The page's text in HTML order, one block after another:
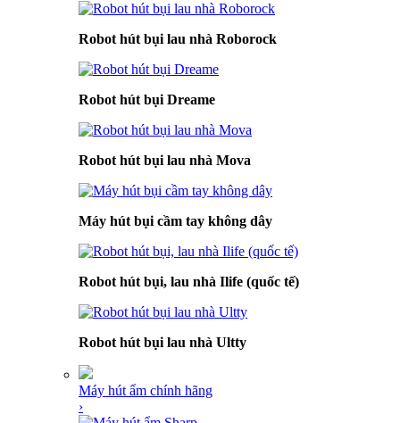
Robot hút bụi lau nhà Roborock
Robot hút bụi Dreame
Robot hút bụi lau nhà Mova
Máy hút bụi cầm tay không dây
Robot hút bụi, lau nhà Ilife (quốc tế)
Robot hút bụi lau nhà Ultty
Máy hút ẩm chính hãng
›